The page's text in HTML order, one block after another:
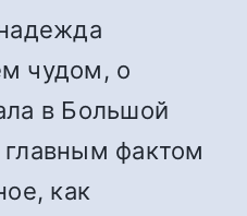
чудом, о
в Большой
фактом
как